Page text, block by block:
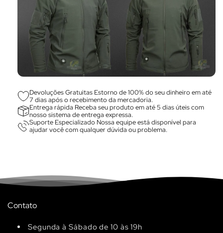
Devoluções Gratuitas Estorno de 100% do seu dinheiro em até
7 dias após o recebimento da mercadoria.
Entrega rápida Receba seu produto em até 5 dias úteis com
nosso sistema de entrega expressa.
Suporte Especializado Nossa equipe está disponível para
ajudar você com qualquer dúvida ou problema.
Contato
Segunda à Sábado de 10 às 19h